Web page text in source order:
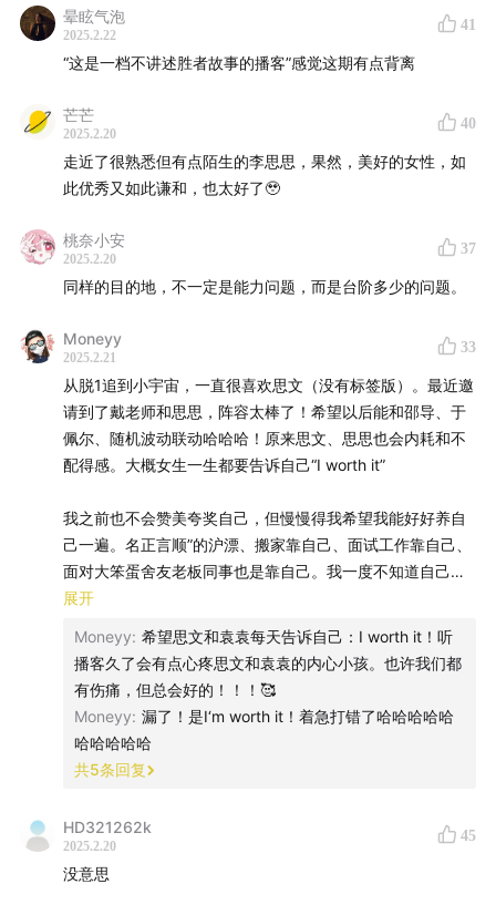
袁袁：
公众号：思文和败类
思文进群）
本节目收听方式：
目前《思文，败类》在：
苹果播客｜ 小宇宙｜QQ音乐｜网易云音乐｜喜马拉雅｜
Spotify
都可以收听啦
晕眩气泡
2025.2.22
41
“这是一档不讲述胜者故事的播客”感觉这期有点背离
芒芒
2025.2.20
40
走近了很熟悉但有点陌生的李思思，果然，美好的女性，如
此优秀又如此谦和，也太好了🥹
桃奈小安
2025.2.20
37
同样的目的地，不一定是能力问题，而是台阶多少的问题。
Moneyy
2025.2.21
33
从脱1追到小宇宙，一直很喜欢思文（没有标签版）。最近邀
请到了戴老师和思思，阵容太棒了！希望以后能和邵导、于
佩尔、随机波动联动哈哈哈！原来思文、思思也会内耗和不
配得感。大概女生一生都要告诉自己“I worth it”
我之前也不会赞美夸奖自己，但慢慢得我希望我能好好养自
己一遍。名正言顺”的沪漂、搬家靠自己、面试工作靠自己、
面对大笨蛋舍友老板同事也是靠自己。我一度不知道自己是
否抗压、足够坚强，现在我发现我很棒！我很自信！我很勇
今年妈妈生日，我送了欧莱雅礼盒给她，我告诉她：首先你
是你自己，才是妈妈、女儿、妻子，希望新的一岁你可以自
私一点做自己。很喜欢欧莱雅这次CNY营销，产品是记忆
点，slogan也是。也许妈妈只会觉得欧莱雅是个品牌，但我
想把这句slogan送给她：你值得。
希望每个女孩子都可以好好爱自己！💚
展开
Moneyy: 希望思文和袁袁每天告诉自己：I worth it！听
播客久了会有点心疼思文和袁袁的内心小孩。也许我们都
有伤痛，但总会好的！！！🥰
Moneyy: 漏了！是I‘m worth it！着急打错了哈哈哈哈哈
哈哈哈哈哈
共5条回复
HD321262k
2025.2.20
45
没意思